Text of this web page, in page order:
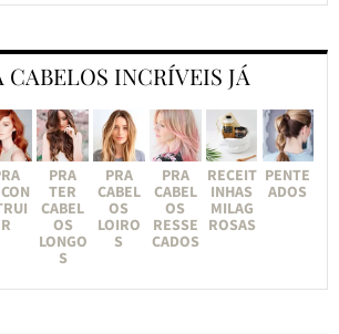
CABELOS INCRÍVEIS JÁ
R
PRA
TER
CABEL
OS
LONGO
S
PRA
CABEL
OS
LOIRO
S
PRA
CABEL
OS
RESSE
CADOS
RECEIT
INHAS
MILAG
ROSAS
PENTE
ADOS